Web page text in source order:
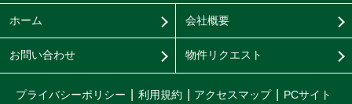
ホーム 会社概要
お問い合わせ 物件リクエスト
プライバシーポリシー 利用規約 アクセスマップ
PCサイト